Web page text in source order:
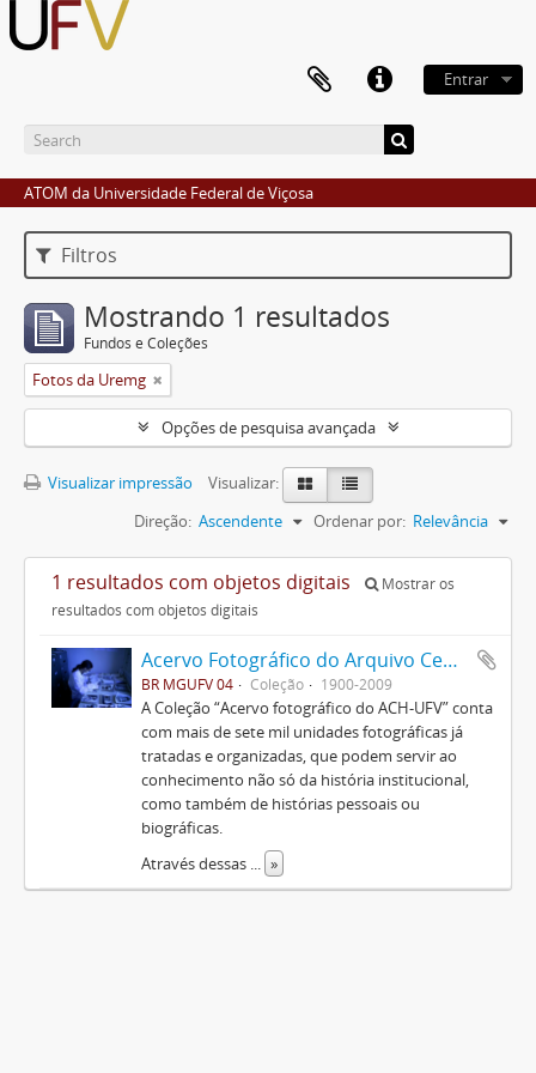
Entrar
ATOM da Universidade Federal de Viçosa
Filtros
Mostrando 1 resultados
Fundos e Coleções
Fotos da Uremg
Opções de pesquisa avançada
Visualizar impressão
Visualizar:
Ordenar por: Relevância
Direção: Ascendente
1 resultados com objetos digitais
Mostrar os
resultados com objetos digitais
Acervo Fotográfico do Arquivo Central Histórico da UFV
BR MGUFV 04 Coleção 1900-2009
A Coleção “Acervo fotográfico do ACH-UFV” conta
com mais de sete mil unidades fotográficas já
tratadas e organizadas, que podem servir ao
conhecimento não só da história institucional,
como também de histórias pessoais ou
biográficas.
Através dessas
»